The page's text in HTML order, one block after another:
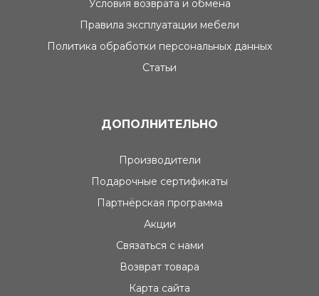
Условия возврата и обмена
Правила эксплуатации мебели
Политика обработки персональных данных
Статьи
ДОПОЛНИТЕЛЬНО
Производители
Подарочные сертификаты
Партнёрская программа
Акции
Связаться с нами
Возврат товара
Карта сайта